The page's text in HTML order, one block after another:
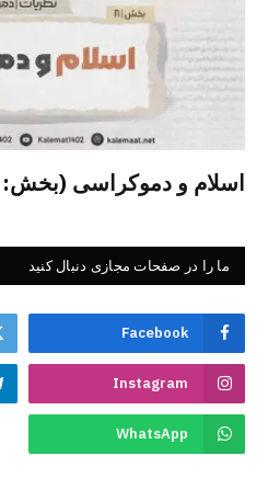
اسلام و دموکراسی (بخش: ۸)
ما را در صفحات مجازی دنبال کنید
Facebook
Instagram
WhatsApp